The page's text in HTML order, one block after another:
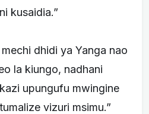
kusaidia.”
dhidi ya Yanga nao
la kiungo, nadhani
upungufu mwingine
vizuri msimu.”